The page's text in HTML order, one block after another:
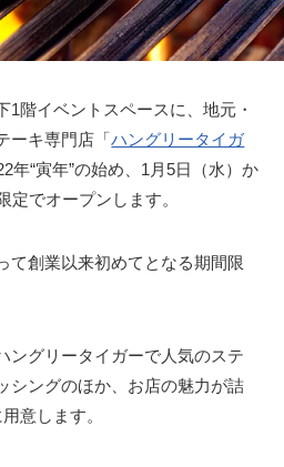
1階イベントスペースに、地元・
ーキ専門店「ハングリータイガ
年“寅年”の始め、1月5日（水）か
定でオープンします。
て創業以来初めてとなる期間限
ングリータイガーで人気のステ
シングのほか、お店の魅力が詰
意します。